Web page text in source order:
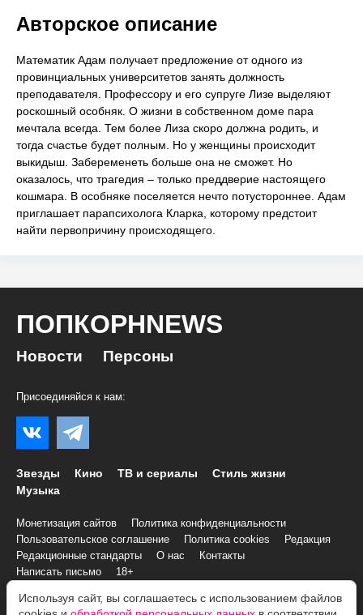
Авторское описание
Математик Адам получает предложение от одного из
провинциальных университетов занять должность
преподавателя. Профессору и его супруге Лизе выделяют
роскошный особняк. О жизни в собственном доме пара
мечтала всегда. Тем более Лиза скоро должна родить, и
тогда счастье будет полным. Но у женщины происходит
выкидыш. Забеременеть больше она не сможет. Но
оказалось, что трагедия – только преддверие настоящего
кошмара. В особняке поселяется нечто потустороннее. Адам
приглашает парапсихолога Кларка, которому предстоит
найти первопричину происходящего.
ПОПКОРНNEWS
Новости Персоны
Присоединяйся к нам:
Звезды Кино ТВ и сериалы
Стиль жизни
Музыка
Монетизация сайтов
Политика конфиденциальности
Пользовательское соглашение
Политика cookies
Редакция
Редакционные стандарты
О нас
Контакты
Написать письмо
18+
Используя сайт, вы соглашаетесь с использованием файлов